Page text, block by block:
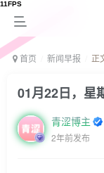
首页 新闻早报 正
01月22日，星
青涩博主
2年前发布